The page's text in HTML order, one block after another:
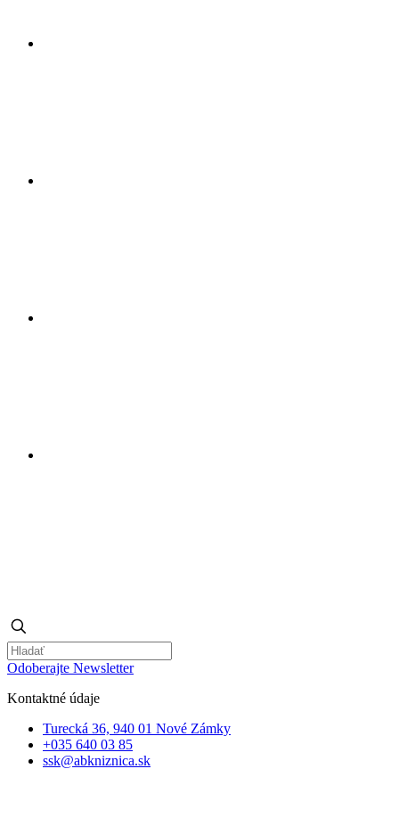
Odoberajte Newsletter
Kontaktné údaje
Turecká 36, 940 01 Nové Zámky
+035 640 03 85
ssk@abkniznica.sk